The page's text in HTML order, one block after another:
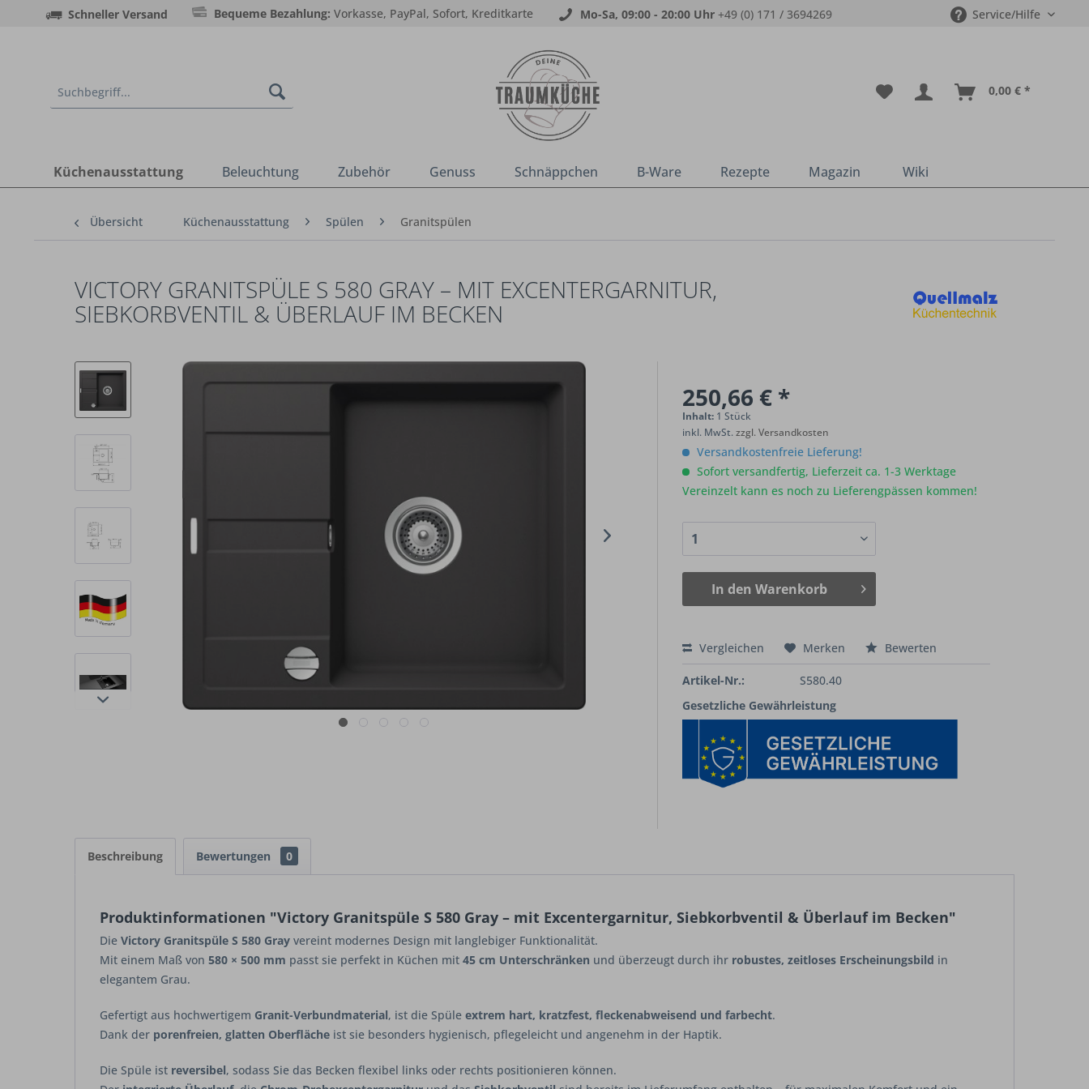
Schneller Versand Bequeme Bezahlung: Vorkasse, PayPal, Sofort, Kreditkarte Mo-Sa, 09:00 - 20:00 Uhr +49 (0) 171 / 3694269 Service/Hilfe
0,00 € *
Küchenausstattung Beleuchtung Zubehör Genuss Schnäppchen B-Ware Rezepte Magazin Wiki
Übersicht Küchenausstattung Spülen Granitspülen
VICTORY GRANITSPÜLE S 580 GRAY – MIT EXCENTERGARNITUR,
SIEBKORBVENTIL & ÜBERLAUF IM BECKEN
250,66 € *
Inhalt: 1 Stück
inkl. MwSt.zzgl. Versandkosten
Versandkostenfreie Lieferung!
Sofort versandfertig, Lieferzeit ca. 1-3 Werktage
Vereinzelt kann es noch zu Lieferengpässen kommen!
In den Warenkorb
Vergleichen Merken Bewerten
Artikel-Nr.:
S580.40
Gesetzliche Gewährleistung
Beschreibung Bewertungen 0
Produktinformationen "Victory Granitspüle S 580 Gray – mit Excentergarnitur, Siebkorbventil & Überlauf im Becken"
Die Victory Granitspüle S 580 Gray vereint modernes Design mit langlebiger Funktionalität.
Mit einem Maß von 580 × 500 mm passt sie perfekt in Küchen mit 45 cm Unterschränken und überzeugt durch ihr robustes, zeitloses Erscheinungsbild in
elegantem Grau.
Gefertigt aus hochwertigem Granit-Verbundmaterial, ist die Spüle extrem hart, kratzfest, fleckenabweisend und farbecht.
Dank der porenfreien, glatten Oberfläche ist sie besonders hygienisch, pflegeleicht und angenehm in der Haptik.
Die Spüle ist reversibel, sodass Sie das Becken flexibel links oder rechts positionieren können.